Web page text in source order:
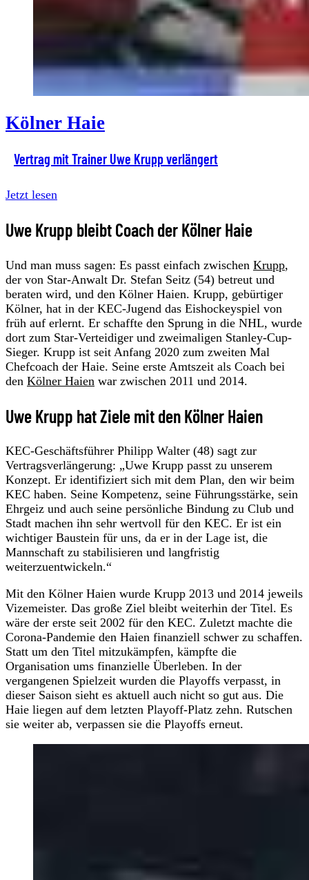
Kölner Haie
Vertrag mit Trainer Uwe Krupp verlängert
Jetzt lesen
Uwe Krupp bleibt Coach der Kölner Haie
Und man muss sagen: Es passt einfach zwischen Krupp,
der von Star-Anwalt Dr. Stefan Seitz (54) betreut und
beraten wird, und den Kölner Haien. Krupp, gebürtiger
Kölner, hat in der KEC-Jugend das Eishockeyspiel von
früh auf erlernt. Er schaffte den Sprung in die NHL, wurde
dort zum Star-Verteidiger und zweimaligen Stanley-Cup-
Sieger. Krupp ist seit Anfang 2020 zum zweiten Mal
Chefcoach der Haie. Seine erste Amtszeit als Coach bei
den Kölner Haien war zwischen 2011 und 2014.
Uwe Krupp hat Ziele mit den Kölner Haien
KEC-Geschäftsführer Philipp Walter (48) sagt zur
Vertragsverlängerung: „Uwe Krupp passt zu unserem
Konzept. Er identifiziert sich mit dem Plan, den wir beim
KEC haben. Seine Kompetenz, seine Führungsstärke, sein
Ehrgeiz und auch seine persönliche Bindung zu Club und
Stadt machen ihn sehr wertvoll für den KEC. Er ist ein
wichtiger Baustein für uns, da er in der Lage ist, die
Mannschaft zu stabilisieren und langfristig
weiterzuentwickeln.“
Mit den Kölner Haien wurde Krupp 2013 und 2014 jeweils
Vizemeister. Das große Ziel bleibt weiterhin der Titel. Es
wäre der erste seit 2002 für den KEC. Zuletzt machte die
Corona-Pandemie den Haien finanziell schwer zu schaffen.
Statt um den Titel mitzukämpfen, kämpfte die
Organisation ums finanzielle Überleben. In der
vergangenen Spielzeit wurden die Playoffs verpasst, in
dieser Saison sieht es aktuell auch nicht so gut aus. Die
Haie liegen auf dem letzten Playoff-Platz zehn. Rutschen
sie weiter ab, verpassen sie die Playoffs erneut.